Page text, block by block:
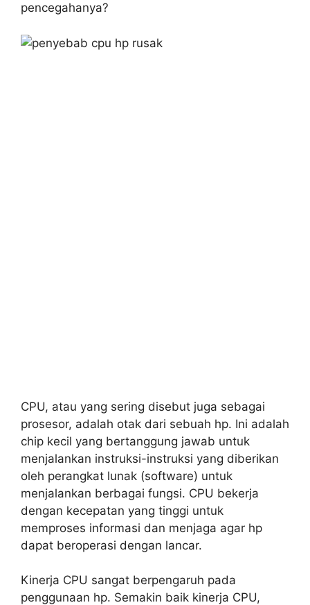
pencegahanya?
CPU, atau yang sering disebut juga sebagai
prosesor, adalah otak dari sebuah hp. Ini adalah
chip kecil yang bertanggung jawab untuk
menjalankan instruksi-instruksi yang diberikan
oleh perangkat lunak (software) untuk
menjalankan berbagai fungsi. CPU bekerja
dengan kecepatan yang tinggi untuk
memproses informasi dan menjaga agar hp
dapat beroperasi dengan lancar.
Kinerja CPU sangat berpengaruh pada
penggunaan hp. Semakin baik kinerja CPU,